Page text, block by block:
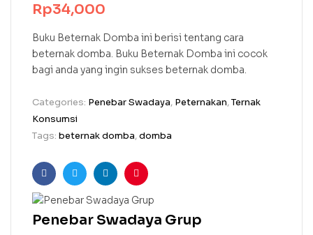
Rp34,000
Buku Beternak Domba ini berisi tentang cara
beternak domba. Buku Beternak Domba ini cocok
bagi anda yang ingin sukses beternak domba.
Categories: Penebar Swadaya, Peternakan,Ternak
Konsumsi
Tags: beternak domba,domba
FacebookTwitterLinkedinPinterest
Penebar Swadaya Grup